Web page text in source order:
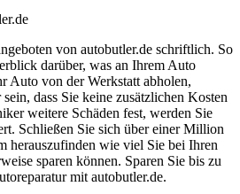
von autobutler.de schriftlich. So
darüber, was an Ihrem Auto
Auto von der Werkstatt abholen,
dass Sie keine zusätzlichen Kosten
weitere Schäden fest, werden Sie
Schließen Sie sich über einer Million
herauszufinden wie viel Sie bei Ihren
sparen können. Sparen Sie bis zu
mit autobutler.de.